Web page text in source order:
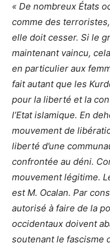
« De nombreux États
comme des terroristes,
elle doit cesser. Si le
maintenant vaincu,
en particulier aux
fait autant que les
pour la liberté et la
l’Etat islamique. En
mouvement de
liberté d’une
confrontée au déni.
mouvement légitime.
est M. Ocalan. Par
autorisé à faire de la
occidentaux doivent
soutenant le fascisme